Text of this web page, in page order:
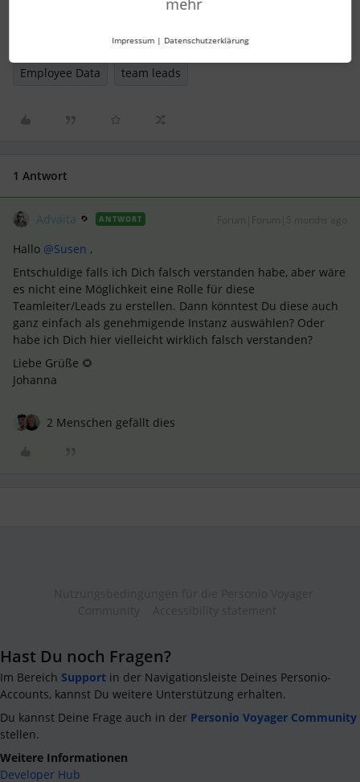
Employee Data team leads
1 Antwort
Advaita ANTWORT
Hallo ​ @Susen ,
Entschuldige falls ich Dich falsch verstanden habe, aber wäre
es nicht eine Möglichkeit eine Rolle für diese
Teamleiter/Leads zu erstellen. Dann könntest Du diese auch
ganz einfach als genehmigende Instanz auswählen? Oder
habe ich Dich hier vielleicht wirklich falsch verstanden?
Liebe Grüße 🌻
Johanna
2 Menschen gefällt dies
Hast Du noch Fragen?
Im Bereich Support in der Navigationsleiste Deines Personio-
Accounts, kannst Du weitere Unterstützung erhalten.
Du kannst Deine Frage auch in der Personio Voyager Community
stellen.
Weitere Informationen
Developer Hub
Impressum | Datenschutzerklärung